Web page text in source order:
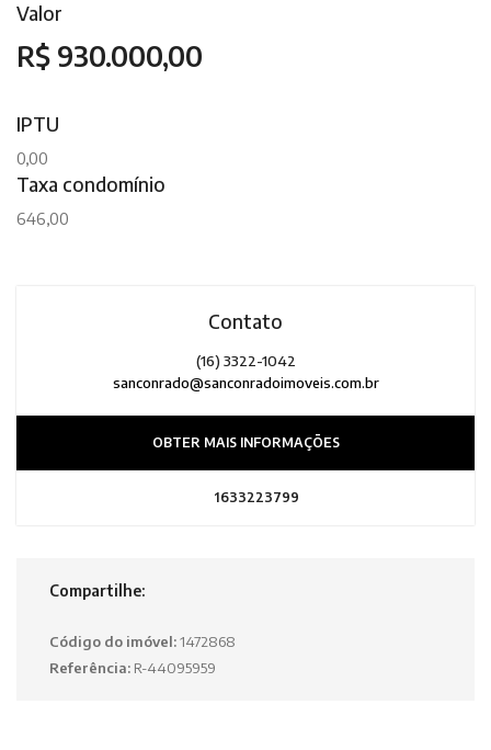
Valor
R$ 930.000,00
IPTU
0,00
Taxa condomínio
646,00
Contato
(16) 3322-1042
sanconrado@sanconradoimoveis.com.br
OBTER MAIS INFORMAÇÕES
1633223799
Compartilhe:
Código do imóvel:1472868
Referência: R-44095959